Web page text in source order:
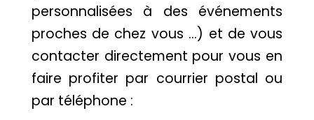
personnalisées à des événements
proches de chez vous ...) et de vous
contacter directement pour vous en
faire profiter par courrier postal ou
par téléphone :